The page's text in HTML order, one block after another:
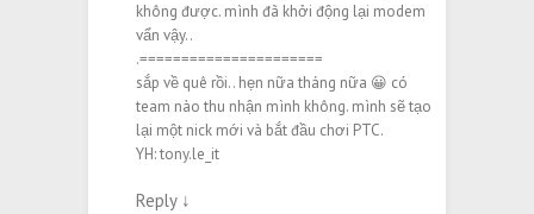
không được. mình đã khởi động lại modem
vẩn vậy..
.======================
sắp về quê rồi.. hẹn nữa tháng nữa 😀 có
team nào thu nhận mình không. mình sẽ tạo
lại một nick mới và bắt đầu chơi PTC.
YH: tony.le_it
Reply ↓